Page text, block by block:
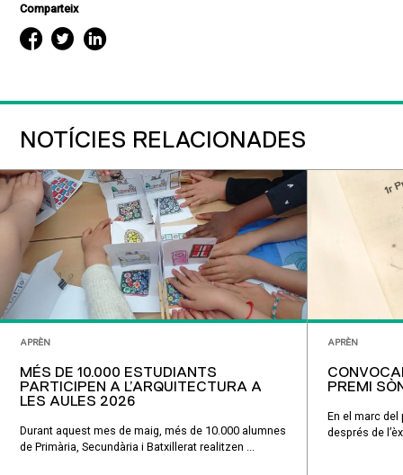
Comparteix
NOTÍCIES RELACIONADES
APRÈN
MÉS DE 10.000 ESTUDIANTS
PARTICIPEN A L’ARQUITECTURA A
LES AULES 2026
Durant aquest mes de maig, més de 10.000 alumnes
de Primària, Secundària i Batxillerat realitzen ...
APRÈN
PREMI
En el marc
després de